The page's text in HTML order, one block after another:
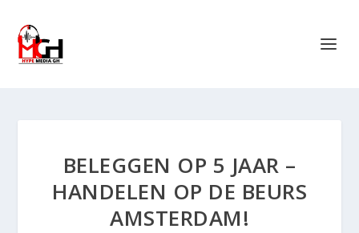
BELEGGEN OP 5 JAAR –
HANDELEN OP DE BEURS
AMSTERDAM!